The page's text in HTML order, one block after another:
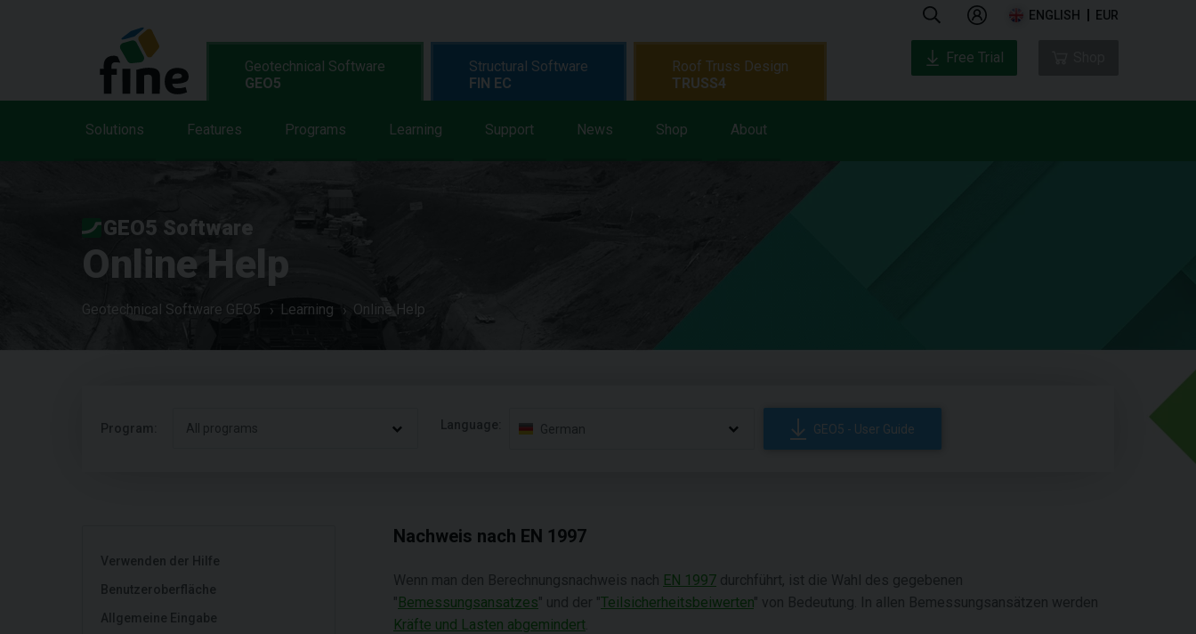
ENGLISH EUR
Geotechnical Software
GEO5
Solutions Features Programs Learning Support News Shop About
Structural Software
FIN EC
Roof Truss Design
TRUSS4
Free Trial
GEO5 Software
Online Help
Geotechnical Software GEO5 Learning Online Help
Program: All programs Language: German GEO5 - User Guide
Verwenden der Hilfe
Benutzeroberfläche
Allgemeine Eingabe
Nachweis nach EN 1997
Wenn man den Berechnungsnachweis nach EN 1997 durchführt, ist die Wahl des gegebenen
"Bemessungsansatzes" und der "Teilsicherheitsbeiwerten" von Bedeutung. In allen Bemessungsansätzen werden
Kräfte und Lasten abgemindert